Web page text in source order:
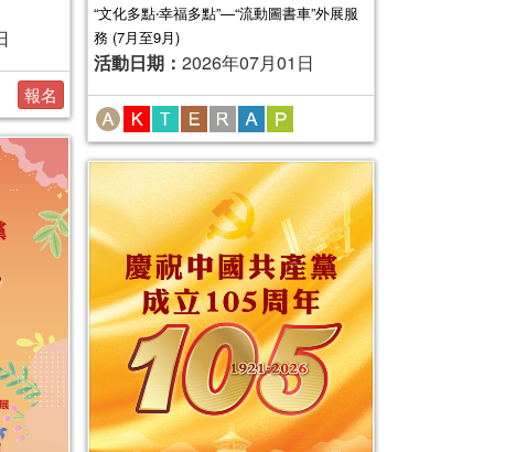
報名
“文化多點‧幸福多點”—“流動圖書車”外展服
務 (7月至9月)
活動日期： 2026年07月01日